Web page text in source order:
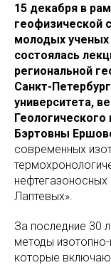
15 декабря в
геофизической
молодых
состоялась
региональной
Санкт-
университета,
Геологического
Бэртовны
современных
Лаптевых».
За последние 30
методы
которые